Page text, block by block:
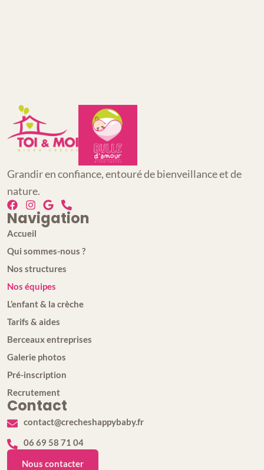
Grandir en confiance, entouré de bienveillance et de
nature.
Navigation
Accueil
Qui sommes-nous ?
Nos structures
Nos équipes
L’enfant & la crèche
Tarifs & aides
Berceaux entreprises
Galerie photos
Pré-inscription
Recrutement
Contact
contact@crecheshappybaby.fr
06 69 58 71 04
Nous contacter